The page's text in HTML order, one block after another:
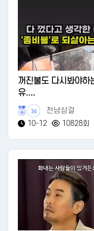
꺼진불도 다시봐야하
유....
36
천남삼걸
10-12
10828회